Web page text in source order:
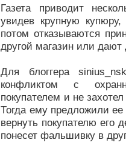
Газета приводит
увидев крупную
потом отказываются
другой магазин или дают
Для блоггера
конфликтом с
покупателем и не
Тогда ему предложили ее
вернуть покупателю его
понесет фальшивку в